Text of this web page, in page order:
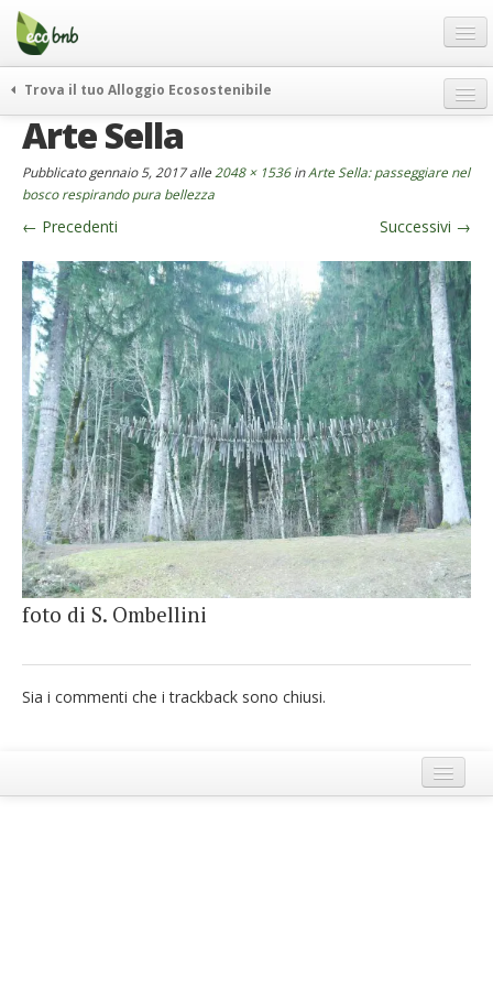
Menu
Salta
contenuto
Offerte Speciali
Regali
FAQ
Chi Siamo
Partner
Contatti
Italiano
German
English
Spanish
French
Italiano
Trova il tuo Alloggio Ecosostenibile
weekend green
curiosità
vivere e viaggiare verde
news ed eventi
ecohotel
rassegna stampa
Arte Sella
Pubblicatogennaio 5, 2017alle 2048 × 1536inArte Sella: passeggiare nel
bosco respirando pura bellezza
← Precedenti Successivi →
foto di S. Ombellini
Sia i commenti che i trackback sono chiusi.